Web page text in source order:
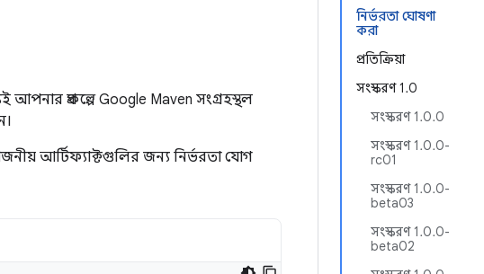
নির্ভরতা ঘোষণা
করা
প্রতিক্রিয়া
সংস্করণ 1.0
সংস্করণ 1.0.0
সংস্করণ 1.0.0-
rc01
সংস্করণ 1.0.0-
beta03
সংস্করণ 1.0.0-
beta02
প্রকল্পে Google Maven সংগ্রহস্থল
আর্টিফ্যাক্টগুলির জন্য নির্ভরতা যোগ